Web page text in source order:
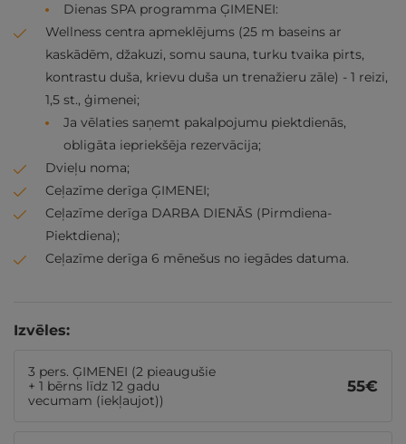
Dienas SPA programma ĢIMENEI:
Wellness centra apmeklējums (25 m baseins ar
kaskādēm, džakuzi, somu sauna, turku tvaika pirts,
kontrastu duša, krievu duša un trenažieru zāle) - 1 reizi,
1,5 st., ģimenei;
Ja vēlaties saņemt pakalpojumu piektdienās,
obligāta iepriekšēja rezervācija;
Dvieļu noma;
Ceļazīme derīga ĢIMENEI;
Ceļazīme derīga DARBA DIENĀS (Pirmdiena-
Piektdiena);
Ceļazīme derīga 6 mēnešus no iegādes datuma.
Izvēles:
3 pers. ĢIMENEI (2 pieaugušie
+ 1 bērns līdz 12 gadu
vecumam (iekļaujot))
55€